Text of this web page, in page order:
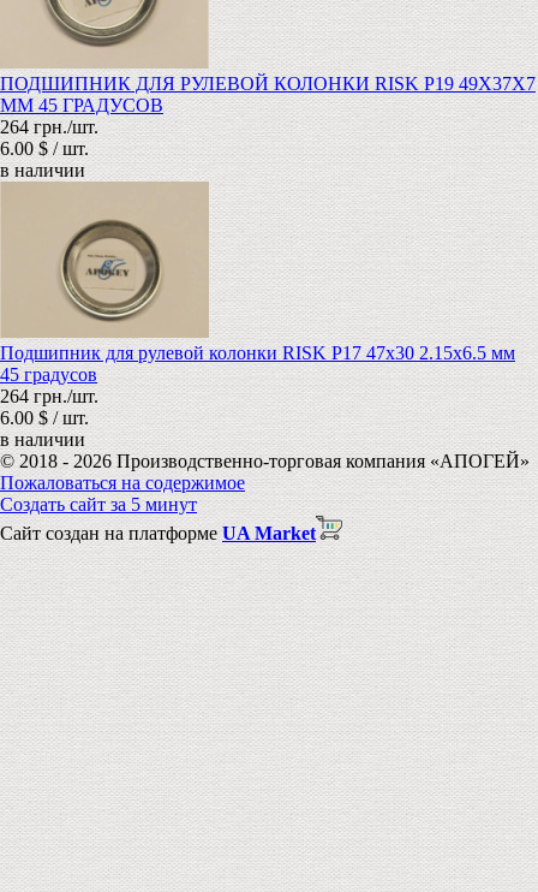
ПОДШИПНИК ДЛЯ РУЛЕВОЙ КОЛОНКИ RISK P19 49X37X7
ММ 45 ГРАДУСОВ
264 грн./шт.
6.00 $ / шт.
в наличии
Подшипник для рулевой колонки RISK P17 47x30 2.15x6.5 мм
45 градусов
264 грн./шт.
6.00 $ / шт.
в наличии
© 2018 - 2026 Производственно-торговая компания «АПОГЕЙ»
Пожаловаться на содержимое
Создать сайт за 5 минут
Сайт создан на платформеUA Market